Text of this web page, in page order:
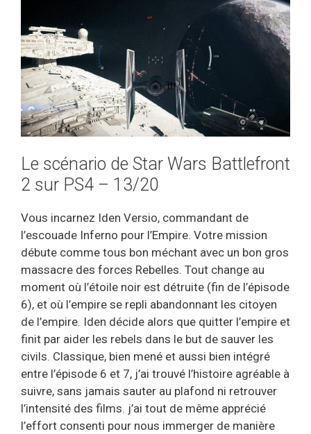
Le scénario de Star Wars Battlefront
2 sur PS4 – 13/20
Vous incarnez Iden Versio, commandant de
l’escouade Inferno pour l’Empire. Votre mission
débute comme tous bon méchant avec un bon gros
massacre des forces Rebelles. Tout change au
moment où l’étoile noir est détruite (fin de l’épisode
6), et où l’empire se repli abandonnant les citoyen
de l’empire. Iden décide alors que quitter l’empire et
finit par aider les rebels dans le but de sauver les
civils. Classique, bien mené et aussi bien intégré
entre l’épisode 6 et 7, j’ai trouvé l’histoire agréable à
suivre, sans jamais sauter au plafond ni retrouver
l’intensité des films. j’ai tout de même apprécié
l’effort consenti pour nous immerger de manière